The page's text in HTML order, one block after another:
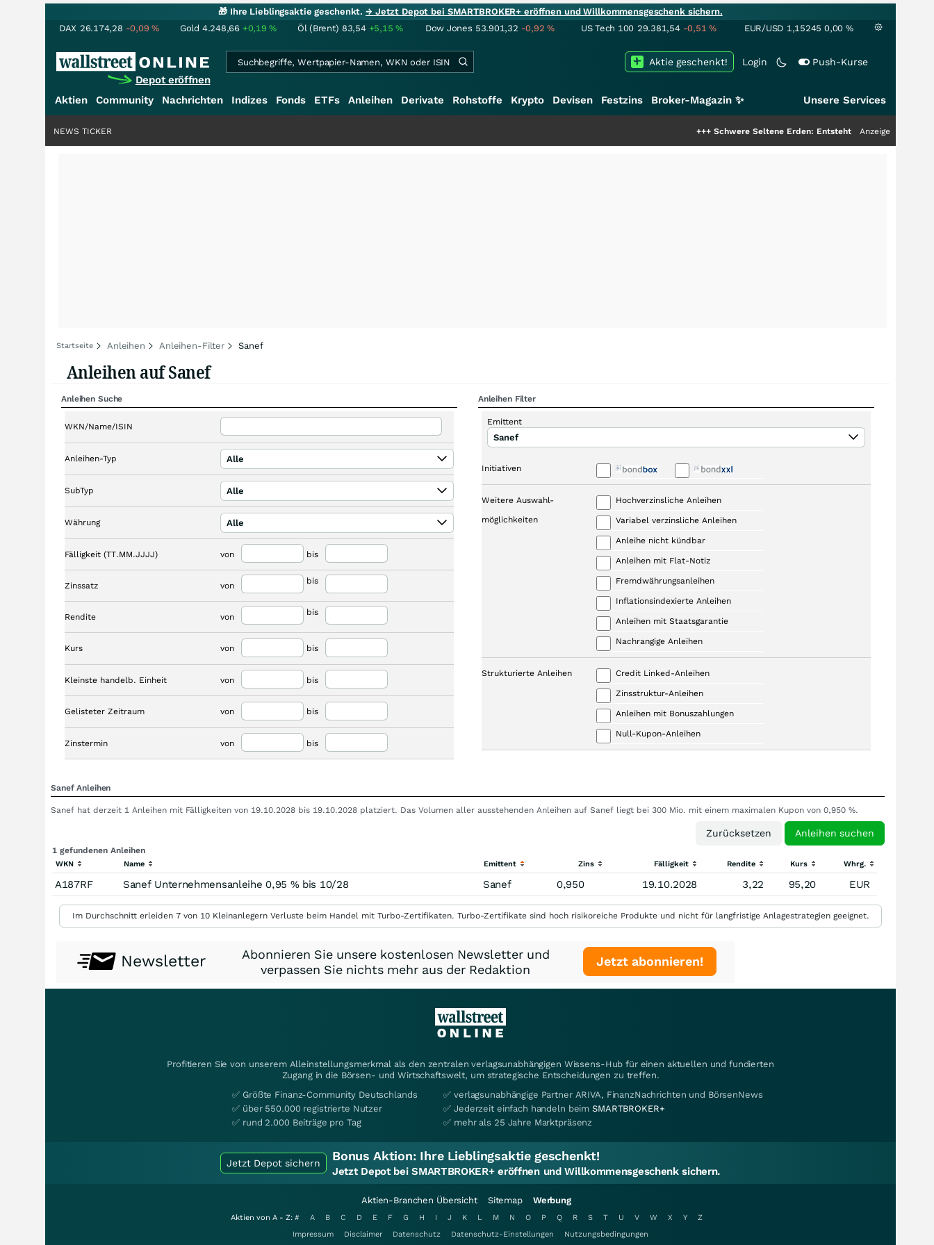
🎁 Ihre Lieblingsaktie geschenkt.→ Jetzt Depot bei SMARTBROKER+ eröffnen und Willkommensgeschenk sichern.
DAX 26.174,28 -0,09% Gold 4.248,66 +0,19% Öl (Brent) 83,54 +5,15% Dow Jones 53.901,32 -0,92% US Tech 100 29.381,54 -0,51% EUR/USD 1,15245 0,00 %
Depot eröffnen
Login Push-Kurse
Aktie geschenkt!
Aktien Community Nachrichten Indizes Fonds ETFs Anleihen Derivate Rohstoffe Krypto Devisen Festzins Broker-Magazin ✨ Unsere Services
Schwere Seltene Erden: Entsteht hier die nächste
Anzeige
NEWS TICKER
Startseite Anleihen Anleihen-Filter Sanef
Anleihen auf Sanef
Anleihen Suche
WKN/Name/ISIN
Anleihen-Typ Alle
SubTyp Alle
Währung Alle
Fälligkeit (TT.MM.JJJJ) von bis
Zinssatz von bis
Rendite von bis
Kurs von bis
Kleinste handelb. Einheit von bis
Gelisteter Zeitraum von bis
Zinstermin von bis
Anleihen Filter
Emittent
Sanef
Initiativen
Weitere Auswahl-
möglichkeiten
Hochverzinsliche Anleihen
Variabel verzinsliche Anleihen
Anleihe nicht kündbar
Anleihen mit Flat-Notiz
Fremdwährungsanleihen
Inflationsindexierte Anleihen
Anleihen mit Staatsgarantie
Nachrangige Anleihen
Strukturierte Anleihen Credit Linked-Anleihen
Zinsstruktur-Anleihen
Anleihen mit Bonuszahlungen
Null-Kupon-Anleihen
Sanef Anleihen
Sanef hat derzeit 1 Anleihen mit Fälligkeiten von 19.10.2028 bis 19.10.2028 platziert. Das Volumen aller ausstehenden Anleihen auf Sanef liegt bei 300 Mio. mit einem maximalen Kupon von 0,950 %.
1 gefundenen Anleihen
WKN Name Emittent Zins Fälligkeit Rendite Kurs Whrg.
A187RF Sanef Unternehmensanleihe 0,95 % bis 10/28 Sanef 0,950 19.10.2028 3,22 95,20 EUR
Im Durchschnitt erleiden 7 von 10 Kleinanlegern Verluste beim Handel mit Turbo-Zertifikaten. Turbo-Zertifikate sind hoch risikoreiche Produkte und nicht für langfristige Anlagestrategien geeignet.
Newsletter
Abonnieren Sie unsere kostenlosen Newsletter und
verpassen Sie nichts mehr aus der Redaktion
Jetzt abonnieren!
Profitieren Sie von unserem Alleinstellungsmerkmal als den zentralen verlagsunabhängigen Wissens-Hub für einen aktuellen und fundierten
Zugang in die Börsen- und Wirtschaftswelt, um strategische Entscheidungen zu treffen.
✅ Größte Finanz-Community Deutschlands
✅ über 550.000 registrierte Nutzer
✅ rund 2.000 Beiträge pro Tag
✅ verlagsunabhängige Partner ARIVA, FinanzNachrichten und BörsenNews
✅ Jederzeit einfach handeln beimSMARTBROKER+
✅ mehr als 25 Jahre Marktpräsenz
Jetzt Depot sichern Bonus Aktion: Ihre Lieblingsaktie geschenkt!
Jetzt Depot bei SMARTBROKER+ eröffnen und Willkommensgeschenk sichern.
Aktien-Branchen Übersicht Sitemap Werbung
Aktien von A - Z: # A B C D E F G H I J K L M N O P Q R S T U V W X Y
Z
Impressum
Disclaimer Datenschutz Datenschutz-Einstellungen Nutzungsbedingungen